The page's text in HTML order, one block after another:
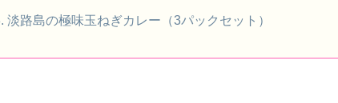
淡路島の極味玉ねぎカレー（3パックセット）